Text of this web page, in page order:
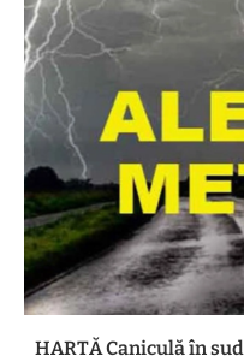
HARTĂ Caniculă în